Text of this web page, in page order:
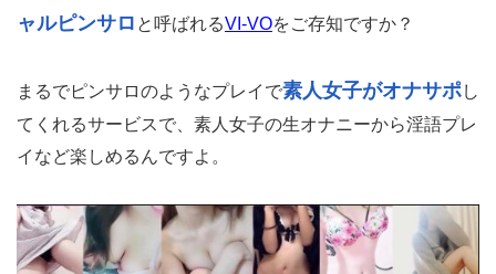
ャルピンサロ と呼ばれるVI-VOをご存知ですか？
まるでピンサロのようなプレイで素人女子がオナサポし
てくれるサービスで、素人女子の生オナニーから淫語プレ
イなど楽しめるんですよ。